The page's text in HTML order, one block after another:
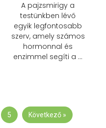
A pajzsmirigy a
testünkben lévő
egyik legfontosabb
szerv, amely számos
hormonnal és
enzimmel segíti a …
5 Következő »